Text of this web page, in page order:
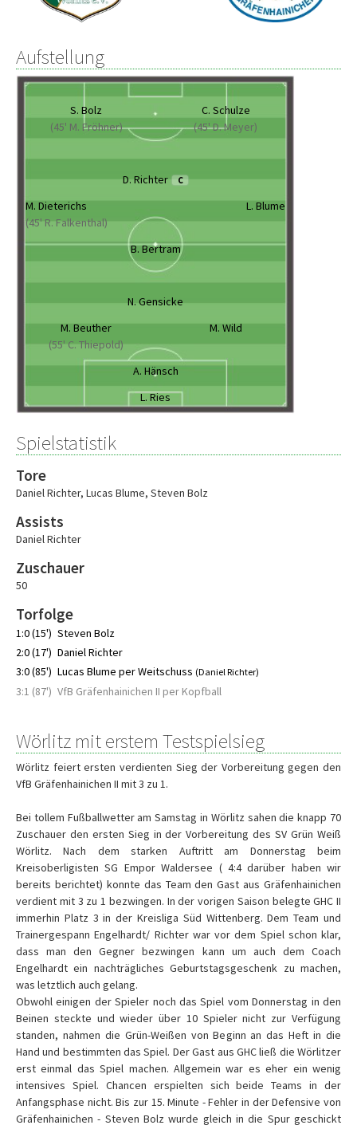
Aufstellung
S. Bolz
(45' M. Fröhner)
C. Schulze
(45' D. Meyer)
D. Richter C
M. Dieterichs
(45' R. Falkenthal)
L. Blume
B. Bertram
N. Gensicke
M. Beuther
(55' C. Thiepold)
M. Wild
A. Hänsch
L. Ries
Spielstatistik
Tore
Daniel Richter, Lucas Blume, Steven Bolz
Assists
Daniel Richter
Zuschauer
50
Torfolge
1:0 (15') Steven Bolz
2:0 (17') Daniel Richter
3:0 (85') Lucas Blume per Weitschuss (Daniel Richter)
3:1 (87') VfB Gräfenhainichen II per Kopfball
Wörlitz mit erstem Testspielsieg
Wörlitz feiert ersten verdienten Sieg der Vorbereitung gegen den
VfB Gräfenhainichen II mit 3 zu 1.
Bei tollem Fußballwetter am Samstag in Wörlitz sahen die knapp 70
Zuschauer den ersten Sieg in der Vorbereitung des SV Grün Weiß
Wörlitz. Nach dem starken Auftritt am Donnerstag beim
Kreisoberligisten SG Empor Waldersee ( 4:4 darüber haben wir
bereits berichtet) konnte das Team den Gast aus Gräfenhainichen
verdient mit 3 zu 1 bezwingen. In der vorigen Saison belegte GHC II
immerhin Platz 3 in der Kreisliga Süd Wittenberg. Dem Team und
Trainergespann Engelhardt/ Richter war vor dem Spiel schon klar,
dass man den Gegner bezwingen kann um auch dem Coach
Engelhardt ein nachträgliches Geburtstagsgeschenk zu machen,
was letztlich auch gelang.
Obwohl einigen der Spieler noch das Spiel vom Donnerstag in den
Beinen steckte und wieder über 10 Spieler nicht zur Verfügung
standen, nahmen die Grün-Weißen von Beginn an das Heft in die
Hand und bestimmten das Spiel. Der Gast aus GHC ließ die Wörlitzer
erst einmal das Spiel machen. Allgemein war es eher ein wenig
intensives Spiel. Chancen erspielten sich beide Teams in der
Anfangsphase nicht. Bis zur 15. Minute - Fehler in der Defensive von
Gräfenhainichen - Steven Bolz wurde gleich in die Spur geschickt